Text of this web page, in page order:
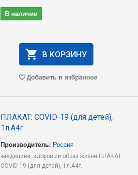
В наличии
В КОРЗИНУ
Добавить в избранное
ПЛАКАТ: COVID-19 (для детей),
1л.А4г
Производитель: Россия
-медицина, здоровый образ жизни ПЛАКАТ:
COVID-19 (для детей), 1л.А4г..